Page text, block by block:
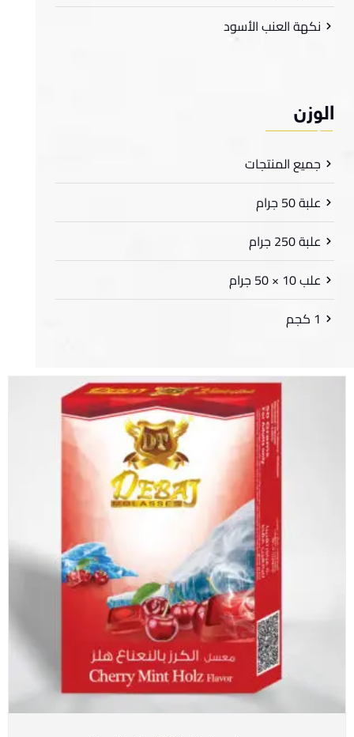
نكهة العنب الأسود
جميع المنتجات
علبة 50 جرام
علبة 250 جرام
علب 10 × 50 جرام